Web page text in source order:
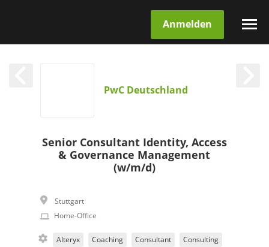
Anmelden
PwC Deutschland
Senior Consultant Identity, Access
& Governance Management
(w/m/d)
Stuttgart
Home-Office
Alteryx Coaching Consultant Consulting